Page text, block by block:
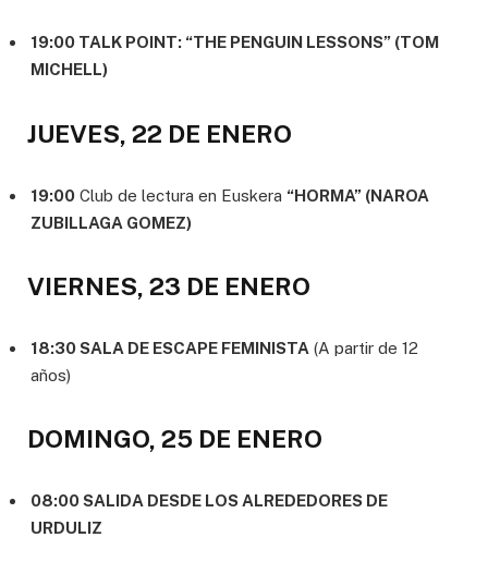
19:00 TALK POINT: “THE PENGUIN LESSONS” (TOM
MICHELL)
JUEVES, 22 DE ENERO
19:00 Club de lectura en Euskera “HORMA” (NAROA
ZUBILLAGA GOMEZ)
VIERNES, 23 DE ENERO
18:30 SALA DE ESCAPE FEMINISTA (A partir de 12
años)
DOMINGO, 25 DE ENERO
08:00 SALIDA DESDE LOS ALREDEDORES DE
URDULIZ